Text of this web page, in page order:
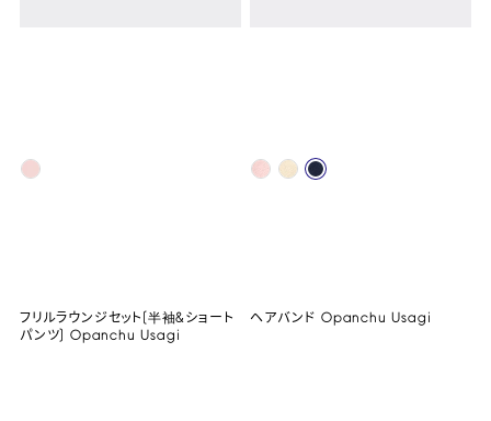
フリルラウンジセット(半袖&ショート
パンツ) Opanchu Usagi
ヘアバンド Opanchu Usagi